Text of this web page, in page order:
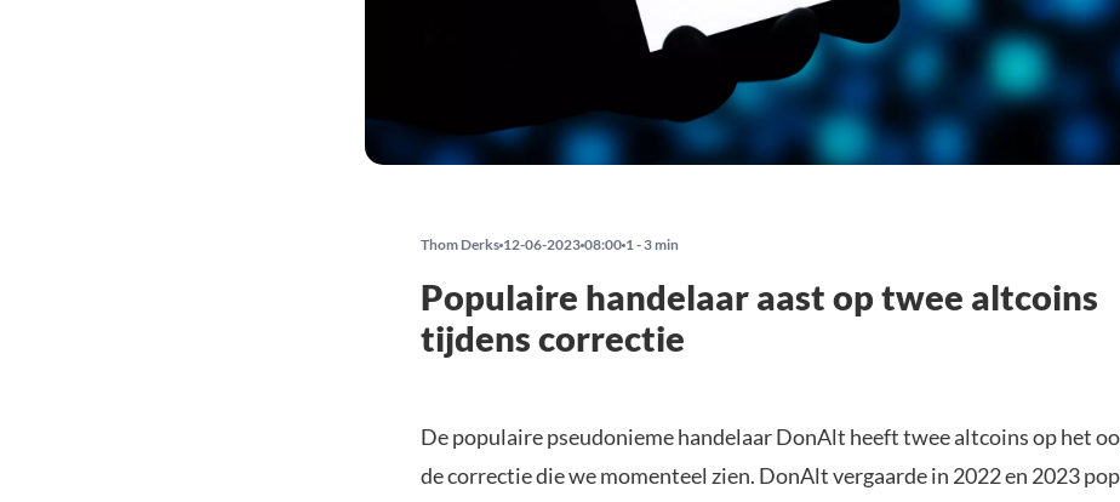
Thom Derks 12-06-2023 08:00 1 - 3 min
Populaire handelaar aast op twee altcoins
tijdens correctie
De populaire pseudonieme handelaar DonAlt heeft twee altcoins op het
de correctie die we momenteel zien. DonAlt vergaarde in 2022 en 2023